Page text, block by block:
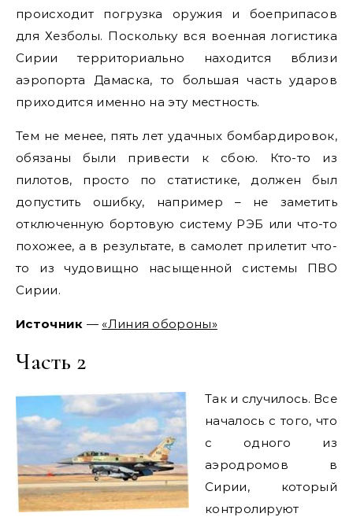
происходит погрузка оружия и боеприпасов
для Хезболы. Поскольку вся военная логистика
Сирии территориально находится вблизи
аэропорта Дамаска, то большая часть ударов
приходится именно на эту местность.
Тем не менее, пять лет удачных бомбардировок,
обязаны были привести к сбою. Кто-то из
пилотов, просто по статистике, должен был
допустить ошибку, например – не заметить
отключенную бортовую систему РЭБ или что-то
похожее, а в результате, в самолет прилетит что-
то из чудовищно насыщенной системы ПВО
Сирии.
Источник — «Линия обороны»
Часть 2
Так и случилось. Все
началось с того, что
с одного из
аэродромов в
Сирии, который
контролируют